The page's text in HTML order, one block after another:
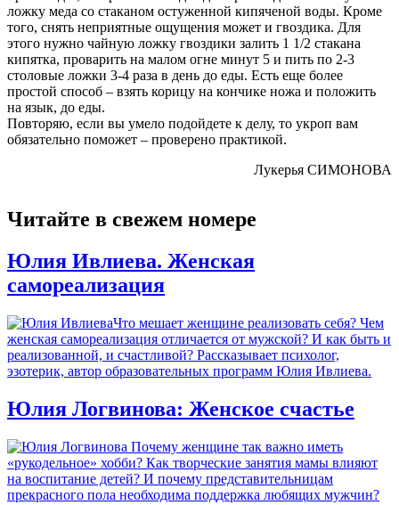
ложку меда со стаканом остуженной кипяченой воды. Кроме
того, снять неприятные ощущения может и гвоздика. Для
этого нужно чайную ложку гвоздики залить 1 1/2 стакана
кипятка, проварить на малом огне минут 5 и пить по 2-3
столовые ложки 3-4 раза в день до еды. Есть еще более
простой способ – взять корицу на кончике ножа и положить
на язык, до еды.
Повторяю, если вы умело подойдете к делу, то укроп вам
обязательно поможет – проверено практикой.
Лукерья СИМОНОВА
Читайте в свежем номере
Юлия Ивлиева. Женская
самореализация
Что мешает женщине реализовать себя? Чем
женская самореализация отличается от мужской? И как быть и
реализованной, и счастливой? Рассказывает психолог,
эзотерик, автор образовательных программ Юлия Ивлиева.
Юлия Логвинова: Женское счастье
Почему женщине так важно иметь
«рукодельное» хобби? Как творческие занятия мамы влияют
на воспитание детей? И почему представительницам
прекрасного пола необходима поддержка любящих мужчин?